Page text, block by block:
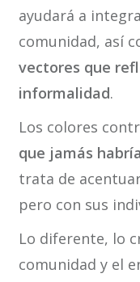
ayudará a
comunidad, así
vectores que
informalidad.
Los colores
que jamás
trata de
pero con sus
Lo diferente, lo
comunidad y el